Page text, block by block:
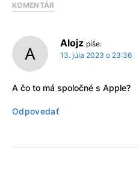
KOMENTÁR
Alojz píše:
13. júla 2023 o 23:36
A čo to má spoločné s Apple?
Odpovedať